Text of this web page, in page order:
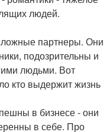
людей.
партнеры. Они
подозрительны и
людьми. Вот
кто выдержит жизнь
в бизнесе - они
в себе. Про